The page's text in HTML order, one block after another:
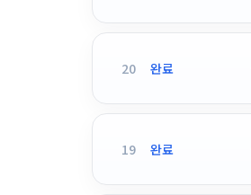
20 완료
19 완료